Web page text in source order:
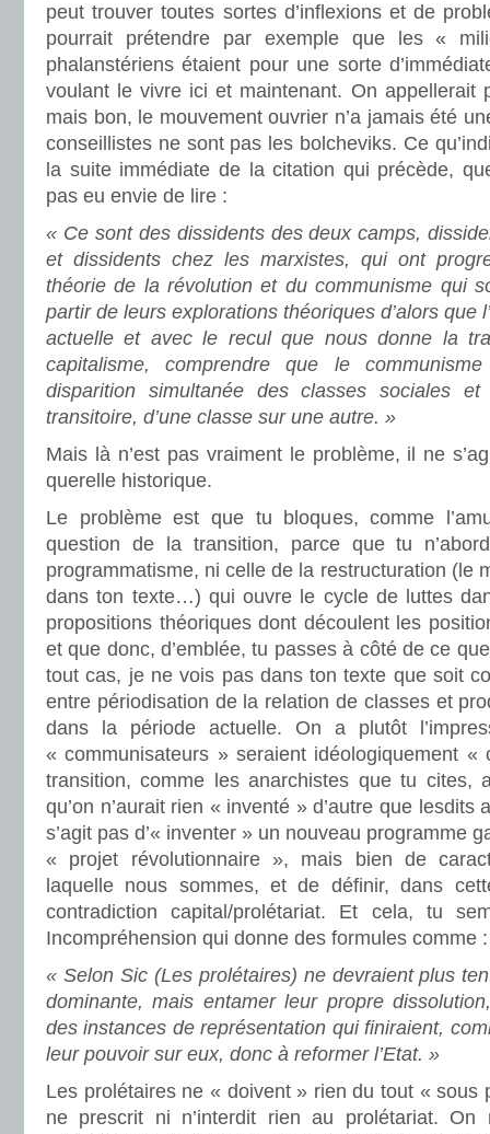
peut trouver toutes sortes d’inflexions et de
pourrait prétendre par exemple que les «
phalanstériens étaient pour une sorte
voulant le vivre ici et maintenant. On appellerait
mais bon, le mouvement ouvrier n’a jamais été
conseillistes ne sont pas les bolcheviks. Ce
la suite immédiate de la citation qui précède,
pas eu envie de lire :
« Ce sont des dissidents des deux camps,
et dissidents chez les marxistes, qui ont
théorie de la révolution et du communisme qui
partir de leurs explorations théoriques d’alors que
actuelle et avec le recul que nous donne la
capitalisme, comprendre que le
disparition simultanée des classes sociales
transitoire, d’une classe sur une autre. »
Mais là n’est pas vraiment le problème, il ne
querelle historique.
Le problème est que tu bloques, comme
question de la transition, parce que tu
programmatisme, ni celle de la restructuration (le
dans ton texte…) qui ouvre le cycle de luttes
propositions théoriques dont découlent les
et que donc, d’emblée, tu passes à côté de ce
tout cas, je ne vois pas dans ton texte que soit
entre périodisation de la relation de classes et
dans la période actuelle. On a plutôt
« communisateurs » seraient idéologiquement
transition, comme les anarchistes que tu cites,
qu’on n’aurait rien « inventé » d’autre que lesdits
s’agit pas d’« inventer » un nouveau programme
« projet révolutionnaire », mais bien de
laquelle nous sommes, et de définir, dans
contradiction capital/prolétariat. Et cela, tu
Incompréhension qui donne des formules comme :
« Selon Sic (Les prolétaires) ne devraient plus
dominante, mais entamer leur propre
des instances de représentation qui finiraient,
leur pouvoir sur eux, donc à reformer l’Etat. »
Les prolétaires ne « doivent » rien du tout « sous
ne prescrit ni n’interdit rien au prolétariat. On